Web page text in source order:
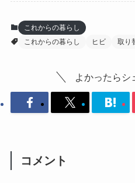
これからの暮らし
これからの暮らし
ヒビ 取り
よかったらシ
コメント